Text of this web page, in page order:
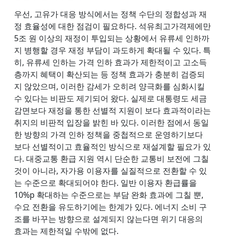
우선, 고유가 대응 방식에서는 정책 수단의 정합성과 재
정 효율성에 대한 점검이 필요하다. 석유최고가격제에만
5조 원 이상의 재정이 투입되는 상황에서 유류세 인하까
지 병행할 경우 재정 부담이 과도하게 확대될 수 있다. 특
히, 유류세 인하는 가격 인하 효과가 제한적이고 고소득
층까지 혜택이 확산되는 등 정책 효과가 충분히 검증되
지 않았으며, 이러한 감세가 오히려 양극화를 심화시킬
수 있다는 비판도 제기되어 왔다. 실제로 대통령도 세금
감면보다 재정을 통한 선별적 지원이 보다 효과적이라는
취지의 비판적 입장을 밝힌 바 있다. 이러한 점에서 동일
한 방향의 가격 인하 정책을 중첩적으로 운영하기보다
보다 선별적이고 효율적인 방식으로 재설계할 필요가 있
다. 대중교통 환급 지원 역시 단순한 교통비 보전에 그칠
것이 아니라, 자가용 이용자를 실질적으로 전환할 수 있
는 수준으로 확대되어야 한다. 일반 이용자 환급률을
10%p 확대하는 수준으로는 부담 완화 효과에 그칠 뿐,
수요 전환을 유도하기에는 한계가 있다. 에너지 소비 구
조를 바꾸는 방향으로 설계되지 않는다면 위기 대응의
효과는 제한적일 수밖에 없다.